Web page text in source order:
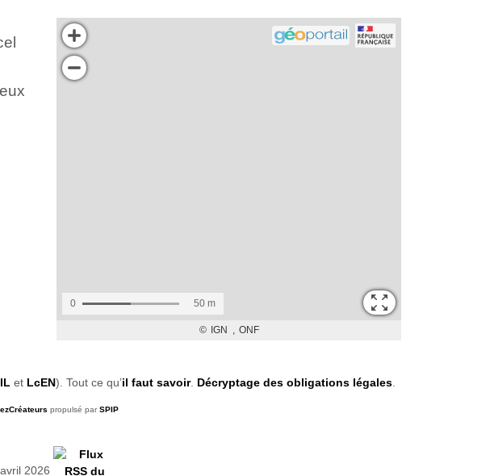
et LcEN). Tout ce qu’il faut savoir. Décryptage des obligations légales
propulsé par SPIP
2026